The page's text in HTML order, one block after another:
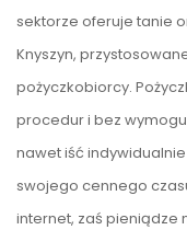
sektorze oferuje tanie
Knyszyn,
pożyczkobiorcy.
procedur i bez
nawet iść
swojego cennego
internet, zaś pieniądze